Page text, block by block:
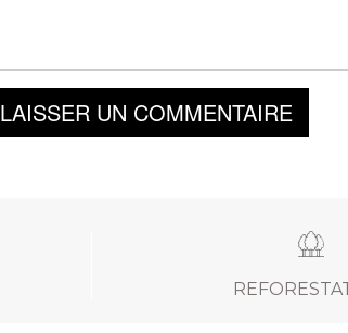
LAISSER UN COMMENTAIRE